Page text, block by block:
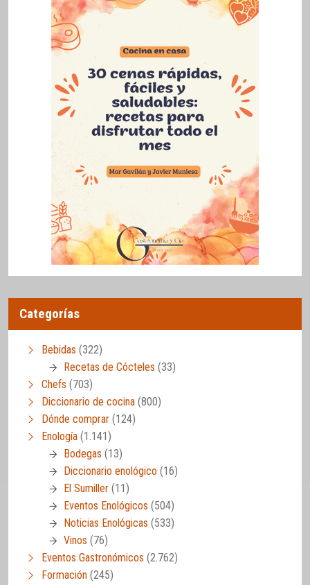
Categorías
Bebidas (322)
Recetas de Cócteles (33)
Chefs (703)
Diccionario de cocina (800)
Dónde comprar (124)
Enología (1.141)
Bodegas (13)
Diccionario enológico (16)
El Sumiller (11)
Eventos Enológicos (504)
Noticias Enológicas (533)
Vinos (76)
Eventos Gastronómicos (2.762)
Formación (245)